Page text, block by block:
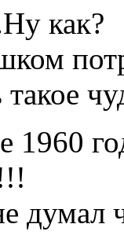
как?
такое
1960
думал